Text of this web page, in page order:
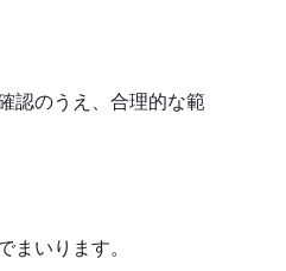
認のうえ、合理的な範
まいります。